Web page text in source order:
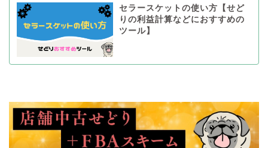
セラースケットの使い方【せど
りの利益計算などにおすすめの
ツール】